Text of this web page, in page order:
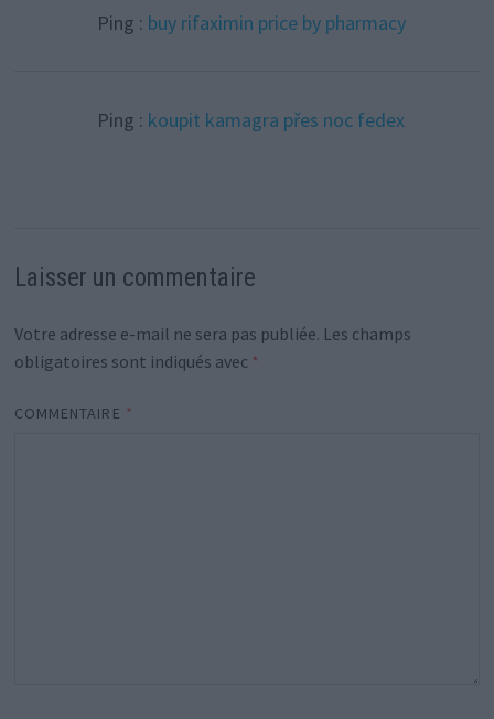
Ping : buy rifaximin price by pharmacy
Ping : koupit kamagra přes noc fedex
Laisser un commentaire
Votre adresse e-mail ne sera pas publiée. Les champs
obligatoires sont indiqués avec *
COMMENTAIRE *